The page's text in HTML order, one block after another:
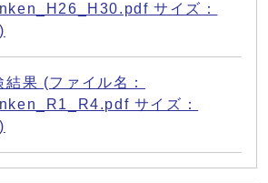
サイズ：
結果 (ファイル名：
サイズ：